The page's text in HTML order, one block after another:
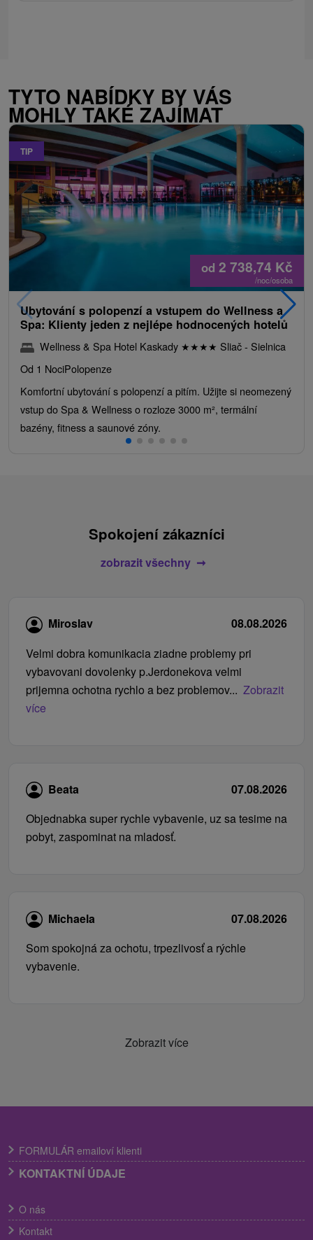
TYTO NABÍDKY BY VÁS
MOHLY TAKÉ ZAJÍMAT
TIP
od 2 738,74 Kč
/noc/osoba
Ubytování s polopenzí a vstupem do Wellness a
Spa: Klienty jeden z nejlépe hodnocených hotelů
Wellness & Spa Hotel Kaskady ★★★★ Sliač - Sielnica
Od 1 NociPolopenze
Komfortní ubytování s polopenzí a pitím. Užijte si neomezený
vstup do Spa & Wellness o rozloze 3000 m², termální
bazény, fitness a saunové zóny.
Spokojení zákazníci
zobrazit všechny
Miroslav
08.08.2026
Velmi dobra komunikacia ziadne problemy pri
vybavovani dovolenky p.Jerdonekova velmi
prijemna ochotna rychlo a bez problemov... Zobrazit
více
Beata
07.08.2026
Objednabka super rychle vybavenie, uz sa tesime na
pobyt, zaspominat na mladosť.
Michaela
07.08.2026
Som spokojná za ochotu, trpezlivosť a rýchle
vybavenie.
Zobrazit více
FORMULÁR emailoví klienti
KONTAKTNÍ ÚDAJE
O nás
Kontakt